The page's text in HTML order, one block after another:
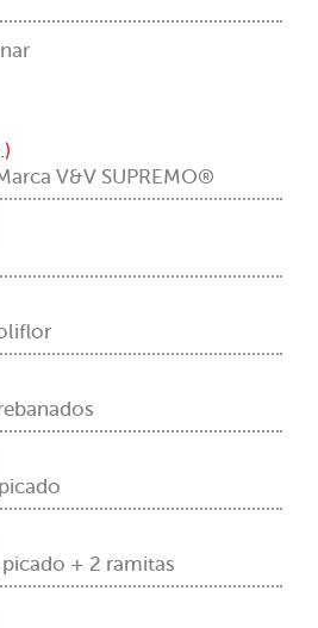
V&V SUPREMO®
+ 2 ramitas